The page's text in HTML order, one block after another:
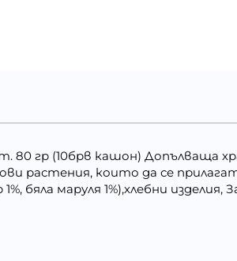
80 гр (10брв кашон) Допълваща
растения, които да се
бяла маруля 1%),хлебни